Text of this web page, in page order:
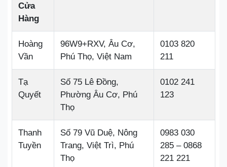
Cửa
Hàng
Hoàng
Vần
96W9+RXV, Âu Cơ,
Phú Thọ, Việt Nam
0103 820
211
Tạ
Quyết
Số 75 Lê Đồng,
Phường Âu Cơ, Phú
Thọ
0102 241
123
Thanh
Tuyền
Số 79 Vũ Duệ, Nông
Trang, Việt Trì, Phú
Thọ
0983 030
285 – 0868
221 221